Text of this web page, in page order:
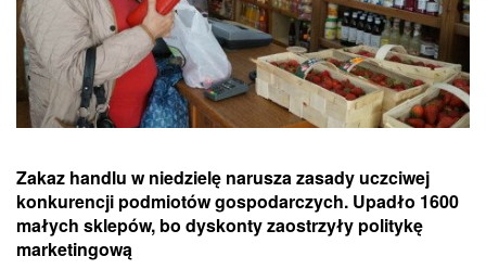
Zakaz handlu w niedzielę narusza zasady uczciwej
konkurencji podmiotów gospodarczych. Upadło 1600
małych sklepów, bo dyskonty zaostrzyły politykę
marketingową